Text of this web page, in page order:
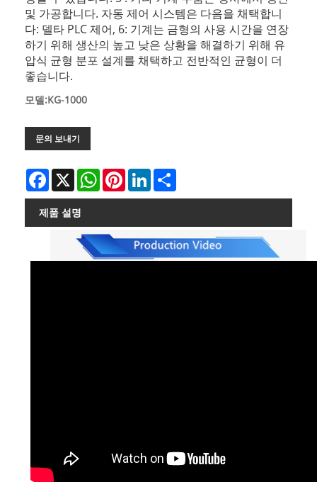
및 가공합니다. 자동 제어 시스템은 다음을 채택합니
다: 델타 PLC 제어, 6: 기계는 금형의 사용 시간을 연장
하기 위해 생산의 높고 낮은 상황을 해결하기 위해 유
압식 균형 분포 설계를 채택하고 전반적인 균형이 더
좋습니다.
모델:KG-1000
문의 보내기
Facebook
X WhatsAppPinterestLinkedIn
제품 설명